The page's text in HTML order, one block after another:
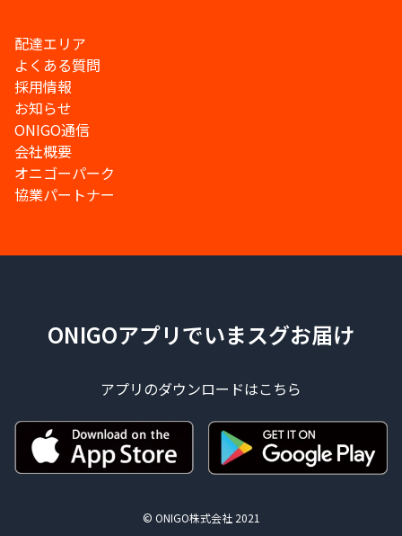
配達エリア
よくある質問
採用情報
お知らせ
ONIGO通信
会社概要
オニゴーパーク
協業パートナー
ONIGOアプリでいまスグお届け
アプリのダウンロードはこちら
© ONIGO株式会社 2021